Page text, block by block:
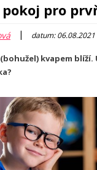
pro
| datum:
kvapem